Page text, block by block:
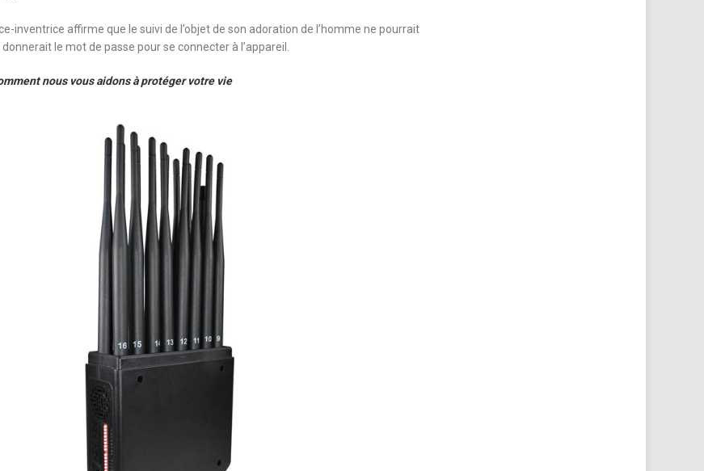
inventrice affirme que le suivi de l’objet de son adoration de l’homme ne pourrait
le mot de passe pour se connecter à l’appareil.
nous vous aidons à protéger votre vie